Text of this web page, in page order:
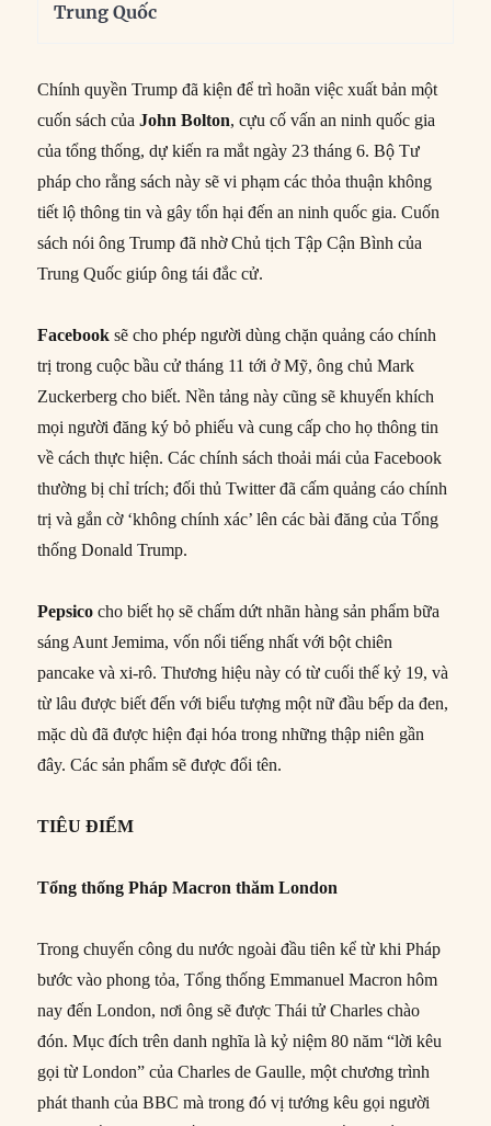
Trung Quốc
Chính quyền Trump đã kiện để trì hoãn việc xuất bản một
cuốn sách củaJohn Bolton, cựu cố vấn an ninh quốc gia
của tổng thống, dự kiến ​​ra mắt ngày 23 tháng 6. Bộ Tư
pháp cho rằng sách này sẽ vi phạm các thỏa thuận không
tiết lộ thông tin và gây tổn hại đến an ninh quốc gia. Cuốn
sách nói ông Trump đã nhờ Chủ tịch Tập Cận Bình của
Trung Quốc giúp ông tái đắc cử.
Facebook sẽ cho phép người dùng chặn quảng cáo chính
trị trong cuộc bầu cử tháng 11 tới ở Mỹ, ông chủ Mark
Zuckerberg cho biết. Nền tảng này cũng sẽ khuyến khích
mọi người đăng ký bỏ phiếu và cung cấp cho họ thông tin
về cách thực hiện. Các chính sách thoải mái của Facebook
thường bị chỉ trích; đối thủ Twitter đã cấm quảng cáo chính
trị và gắn cờ ‘không chính xác’ lên các bài đăng của Tổng
thống Donald Trump.
Pepsico cho biết họ sẽ chấm dứt nhãn hàng sản phẩm bữa
sáng Aunt Jemima, vốn nổi tiếng nhất với bột chiên
pancake và xi-rô. Thương hiệu này có từ cuối thế kỷ 19, và
từ lâu được biết đến với biểu tượng một nữ đầu bếp da đen,
mặc dù đã được hiện đại hóa trong những thập niên gần
đây. Các sản phẩm sẽ được đổi tên.
TIÊU ĐIỂM
Tổng thống Pháp Macron thăm London
Trong chuyến công du nước ngoài đầu tiên kể từ khi Pháp
bước vào phong tỏa, Tổng thống Emmanuel Macron hôm
nay đến London, nơi ông sẽ được Thái tử Charles chào
đón. Mục đích trên danh nghĩa là kỷ niệm 80 năm “lời kêu
gọi từ London” của Charles de Gaulle, một chương trình
phát thanh của BBC mà trong đó vị tướng kêu gọi người